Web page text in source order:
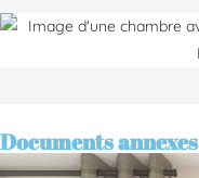
Documents annexes